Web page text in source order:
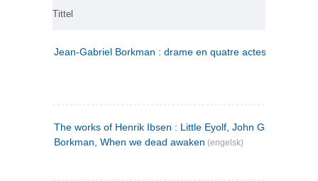
Tittel
Jean-Gabriel Borkman : drame en quatre actes
The works of Henrik Ibsen : Little Eyolf, John Gabriel
Borkman, When we dead awaken (engelsk)